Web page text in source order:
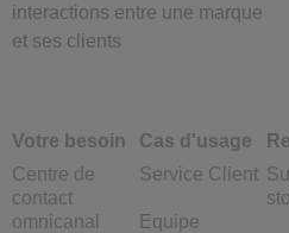
interactions entre une marque
et ses clients
Votre besoin
Centre de
contact
omnicanal
Cas d'usage
Service Client
Equipe